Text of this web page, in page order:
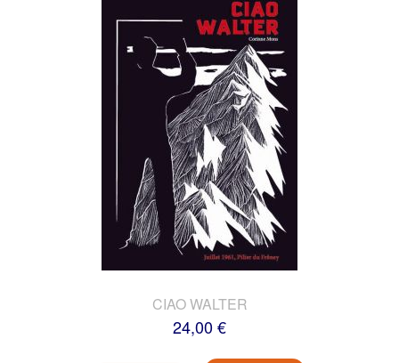
CIAO WALTER
24,00 €